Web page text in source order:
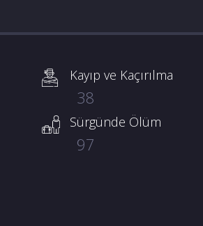
Kayıp ve Kaçırılma
38
Sürgünde Ölüm
97